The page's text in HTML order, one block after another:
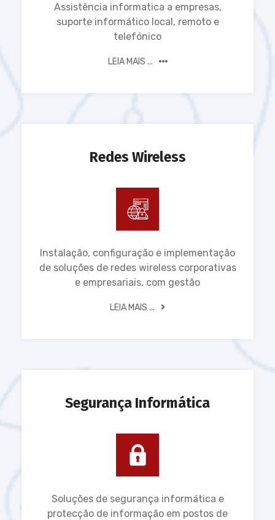
Assistência informatica a empresas,
suporte informático local, remoto e
telefónico
LEIA MAIS ...
Redes Wireless
Instalação, configuração e implementação
de soluções de redes wireless corporativas
e empresariais, com gestão
LEIA MAIS ...
Segurança Informática
Soluções de segurança informática e
protecção de informação em postos de